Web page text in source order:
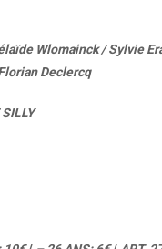
Wlomainck / Sylvie
Declercq
SILLY